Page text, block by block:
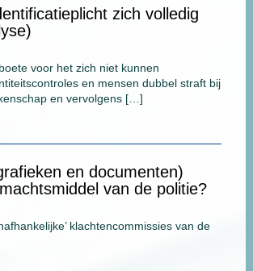
zich volledig
voor het zich niet kunnen
en mensen dubbel straft bij
en vervolgens […]
en documenten)
van de politie?
klachtencommissies van de